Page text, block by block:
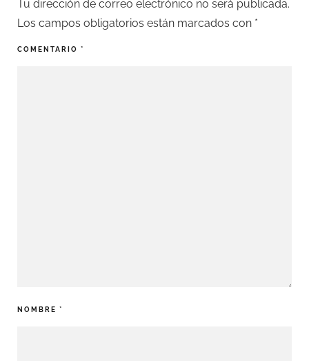
Tu dirección de correo electrónico no será publicada.
Los campos obligatorios están marcados con *
COMENTARIO *
NOMBRE *